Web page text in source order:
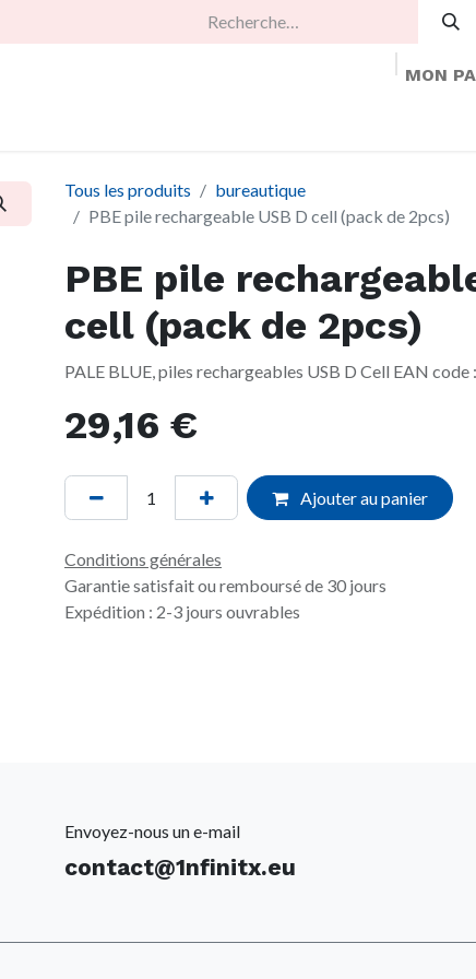
MON
Tous les produits
bureautique
PBE pile rechargeable USB D cell (pack de 2pcs)
PBE pile
cell (pack de 2pcs)
PALE BLUE, piles rechargeables USB D Cell EAN
29,16 €
Ajouter au panier
Conditions générales
Garantie satisfait ou remboursé de 30 jours
Expédition : 2-3 jours ouvrables
Envoyez-nous un e-mail
contact@1nfinitx.eu